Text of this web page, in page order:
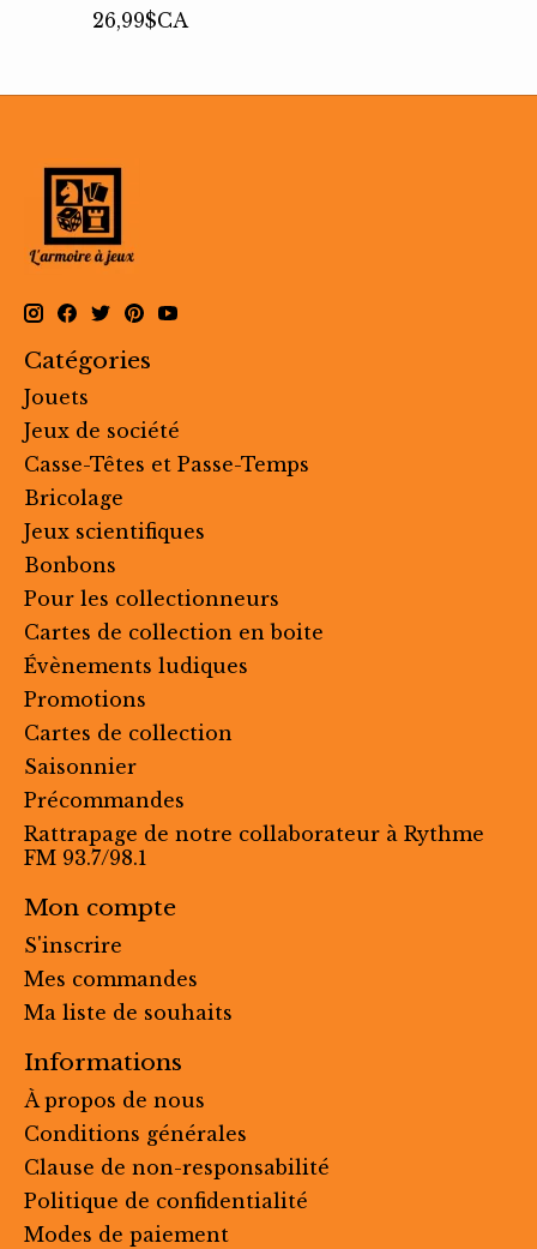
26,99$CA
Catégories
Jouets
Jeux de société
Casse-Têtes et Passe-Temps
Bricolage
Jeux scientifiques
Bonbons
Pour les collectionneurs
Cartes de collection en boite
Évènements ludiques
Promotions
Cartes de collection
Saisonnier
Précommandes
Rattrapage de notre collaborateur à Rythme
FM 93.7/98.1
Mon compte
S'inscrire
Mes commandes
Ma liste de souhaits
Informations
À propos de nous
Conditions générales
Clause de non-responsabilité
Politique de confidentialité
Modes de paiement